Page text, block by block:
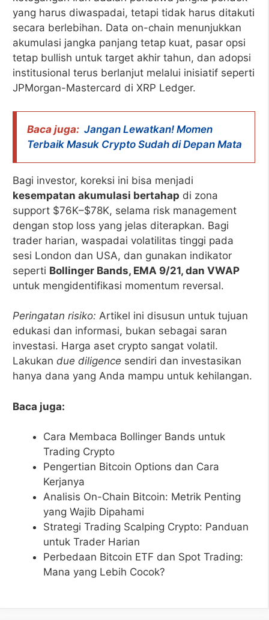
yang harus diwaspadai, tetapi tidak harus ditakuti
secara berlebihan. Data on-chain menunjukkan
akumulasi jangka panjang tetap kuat, pasar opsi
tetap bullish untuk target akhir tahun, dan adopsi
institusional terus berlanjut melalui inisiatif seperti
JPMorgan-Mastercard di XRP Ledger.
Baca juga: Jangan Lewatkan! Momen
Terbaik Masuk Crypto Sudah di Depan Mata
Bagi investor, koreksi ini bisa menjadi
kesempatan akumulasi bertahap di zona
support $76K–$78K, selama risk management
dengan stop loss yang jelas diterapkan. Bagi
trader harian, waspadai volatilitas tinggi pada
sesi London dan USA, dan gunakan indikator
seperti Bollinger Bands, EMA 9/21, dan VWAP
untuk mengidentifikasi momentum reversal.
Peringatan risiko: Artikel ini disusun untuk tujuan
edukasi dan informasi, bukan sebagai saran
investasi. Harga aset crypto sangat volatil.
Lakukan due diligence sendiri dan investasikan
hanya dana yang Anda mampu untuk kehilangan.
Baca juga:
Cara Membaca Bollinger Bands untuk
Trading Crypto
Pengertian Bitcoin Options dan Cara
Kerjanya
Analisis On-Chain Bitcoin: Metrik Penting
yang Wajib Dipahami
Strategi Trading Scalping Crypto: Panduan
untuk Trader Harian
Perbedaan Bitcoin ETF dan Spot Trading:
Mana yang Lebih Cocok?